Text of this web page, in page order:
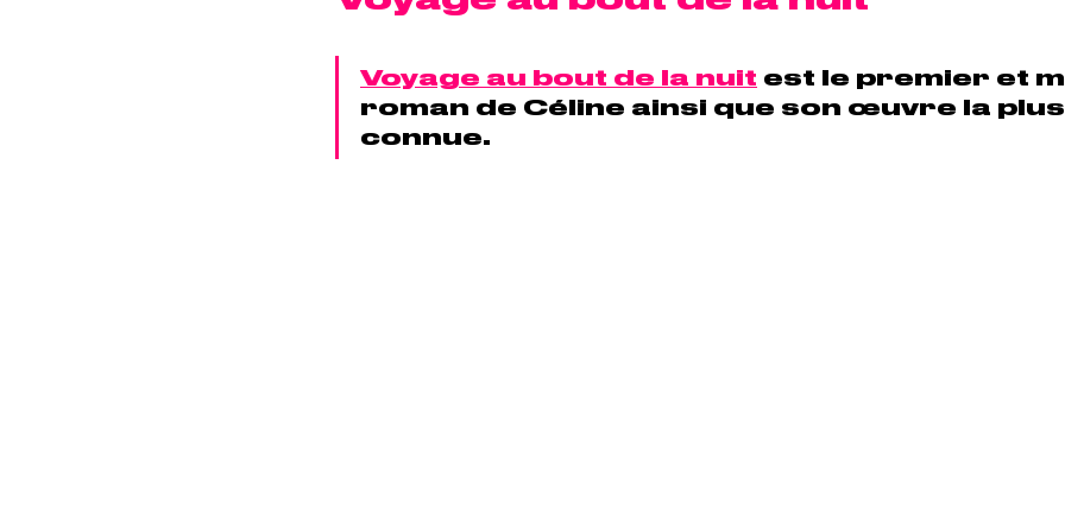
Voyage au bout de la nuit est le premier et
roman de Céline ainsi que son œuvre la plus
connue.